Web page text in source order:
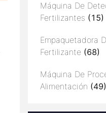
Máquina De
Fertilizantes (15)
Empaquetadora
Fertilizante (68)
Máquina De
Alimentación (49)